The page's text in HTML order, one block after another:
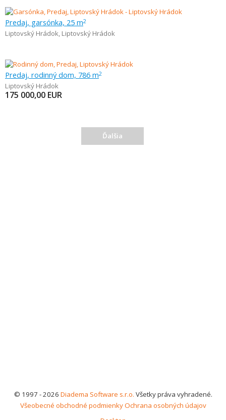
Predaj, garsónka, 25 m2
Liptovský Hrádok, Liptovský Hrádok
Predaj, rodinný dom, 786 m2
Liptovský Hrádok
175 000,00 EUR
Ďalšia
© 1997 - 2026 Diadema Software s.r.o. Všetky práva vyhradené.
Všeobecné obchodné podmienkyOchrana osobných údajov